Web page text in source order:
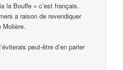
la Bouffe » c’est français.
a raison de revendiquer
Molière.
peut-être d’en parler